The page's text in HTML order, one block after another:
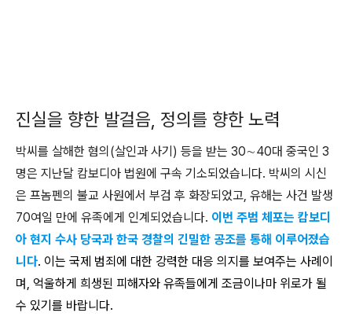
진실을 향한 발걸음, 정의를 향한 노력
박씨를 살해한 혐의(살인과 사기) 등을 받는 30∼40대 중국인 3
명은 지난달 캄보디아 법원에 구속 기소되었습니다. 박씨의 시신
은 프놈펜의 불교 사원에서 부검 후 화장되었고, 유해는 사건 발생
70여일 만에 유족에게 인계되었습니다. 이번 주범 체포는 캄보디
아 현지 수사 당국과 한국 경찰의 긴밀한 공조를 통해 이루어졌습
니다. 이는 국제 범죄에 대한 강력한 대응 의지를 보여주는 사례이
며, 억울하게 희생된 피해자와 유족들에게 조금이나마 위로가 될
수 있기를 바랍니다.